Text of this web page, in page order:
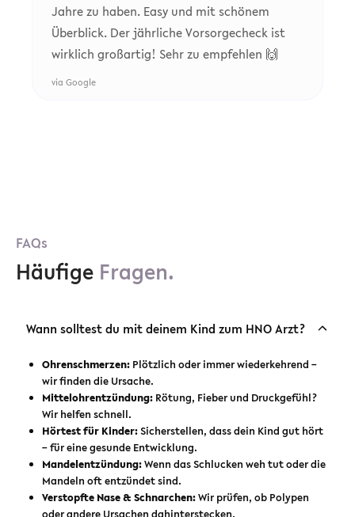
Jahre zu haben. Easy und mit schönem
Überblick. Der jährliche Vorsorgecheck ist
wirklich großartig! Sehr zu empfehlen 🙌
via Google
FAQs
Häufige Fragen.
Wann solltest du mit deinem Kind zum HNO Arzt?
Ohrenschmerzen: Plötzlich oder immer wiederkehrend –
wir finden die Ursache.
Mittelohrentzündung: Rötung, Fieber und Druckgefühl?
Wir helfen schnell.
Hörtest für Kinder:Sicherstellen, dass dein Kind gut hört
– für eine gesunde Entwicklung.
Mandelentzündung:Wenn das Schlucken weh tut oder die
Mandeln oft entzündet sind.
Verstopfte Nase & Schnarchen:Wir prüfen, ob Polypen